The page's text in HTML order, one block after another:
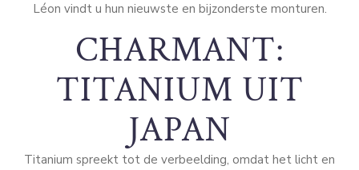
Léon vindt u hun nieuwste en bijzonderste monturen.
CHARMANT:
TITANIUM UIT
JAPAN
Titanium spreekt tot de verbeelding, omdat het licht en